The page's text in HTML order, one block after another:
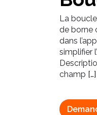
La
de borne
dans
simplifier
champ […]